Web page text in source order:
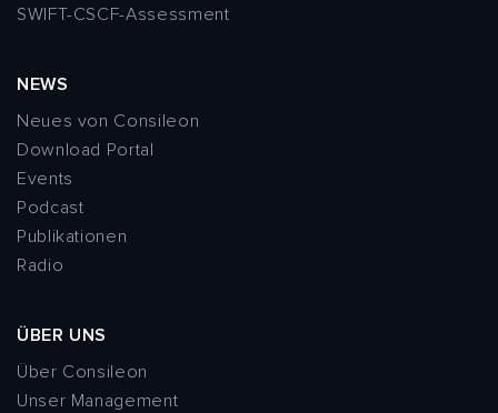
SWIFT-CSCF-Assessment
NEWS
Neues von Consileon
Download Portal
Events
Podcast
Publikationen
Radio
ÜBER UNS
Über Consileon
Unser Management